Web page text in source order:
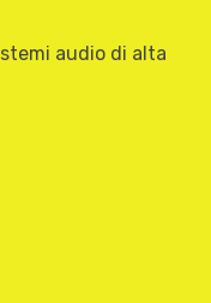
audio di alta